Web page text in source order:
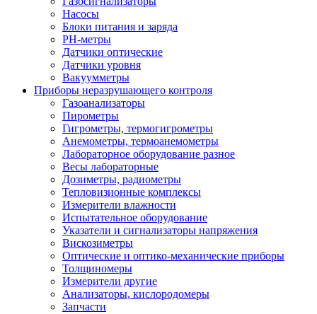
Насосы
Блоки питания и заряда
PH-метры
Датчики оптические
Датчики уровня
Вакуумметры
Приборы неразрушающего контроля
Газоанализаторы
Пирометры
Гигрометры, термогигрометры
Анемометры, термоанемометры
Лабораторное оборудование разное
Весы лабораторные
Дозиметры, радиометры
Тепловизионные комплексы
Измерители влажности
Испытательное оборудование
Указатели и сигнализаторы напряжения
Вискозиметры
Оптические и оптико-механические приборы
Толщиномеры
Измерители другие
Анализаторы, кислородомеры
Запчасти